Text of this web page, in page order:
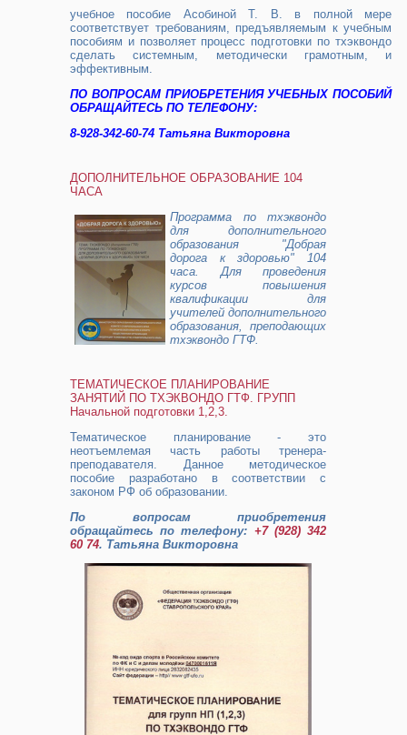
учебное пособие Асобиной Т. В. в полной мере
соответствует требованиям, предъявляемым к учебным
пособиям и позволяет процесс подготовки по тхэквондо
сделать системным, методически грамотным, и
эффективным.
ПО ВОПРОСАМ ПРИОБРЕТЕНИЯ УЧЕБНЫХ ПОСОБИЙ
ОБРАЩАЙТЕСЬ ПО ТЕЛЕФОНУ:
8-928-342-60-74 Татьяна Викторовна
ДОПОЛНИТЕЛЬНОЕ ОБРАЗОВАНИЕ 104
ЧАСА
Программа по тхэквондо
для дополнительного
образования "Добрая
дорога к здоровью" 104
часа. Для проведения
курсов повышения
квалификации для
учителей дополнительного
образования, преподающих
тхэквондо ГТФ.
ТЕМАТИЧЕСКОЕ ПЛАНИРОВАНИЕ
ЗАНЯТИЙ ПО ТХЭКВОНДО ГТФ. ГРУПП
Начальной подготовки 1,2,3.
Тематическое планирование - это
неотъемлемая часть работы тренера-
преподавателя. Данное методическое
пособие разработано в соответствии с
законом РФ об образовании.
По вопросам приобретения
обращайтесь по телефону: +7 (928) 342
60 74. Татьяна Викторовна